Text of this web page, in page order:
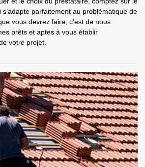
s’adapte parfaitement au problématique de
vous devrez faire, c’est de nous
prêts et aptes à vous établir
votre projet.